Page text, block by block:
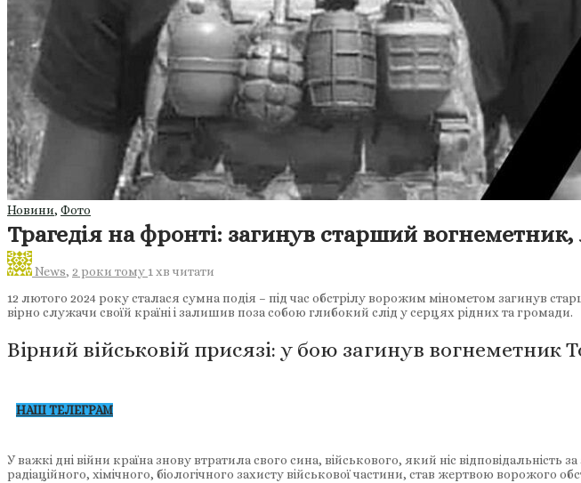
Новини, Фото
Трагедія на фронті: загинув старший
News, 2 роки тому 1 хв читати
12 лютого 2024 року сталася сумна подія – під час обстрілу ворожим мінометом загинув
вірно служачи своїй країні і залишив поза собою глибокий слід у серцях рідних та громади.
Вірний військовій присязі: у бою загинув вогнеметник
НАШ ТЕЛЕГРАМ
У важкі дні війни країна знову втратила свого сина, військового, який ніс
радіаційного, хімічного, біологічного захисту військової частини, став жертвою